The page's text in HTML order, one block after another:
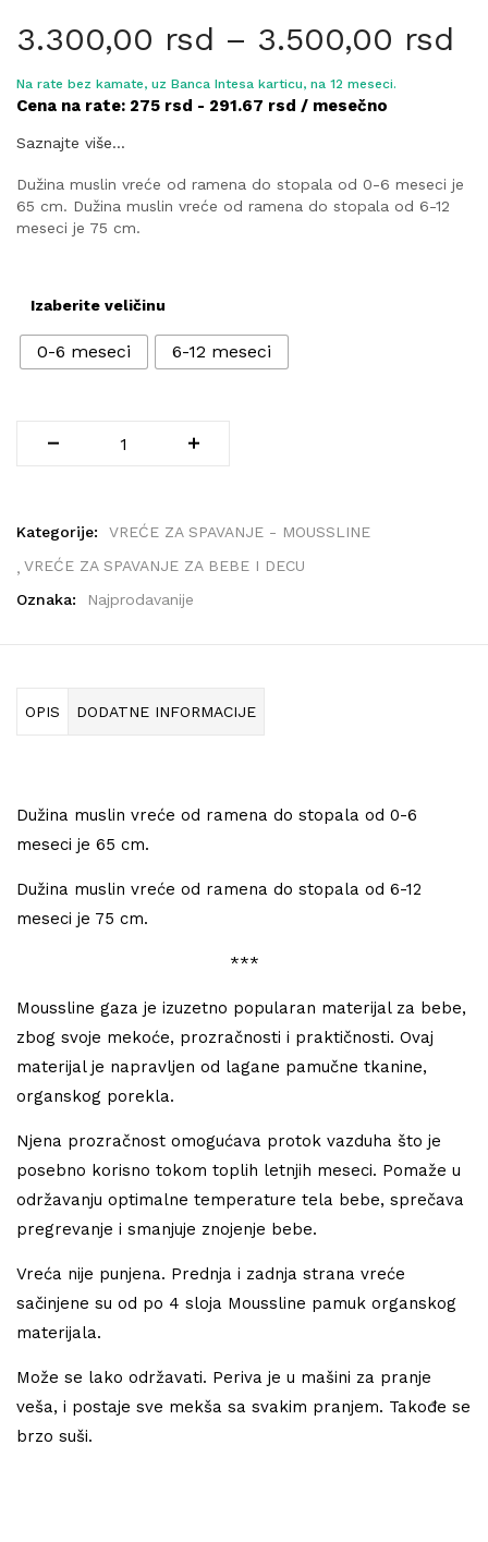
3.300,00 rsd – 3.500,00 rsd
Na rate bez kamate, uz Banca Intesa karticu, na 12 meseci.
Cena na rate: 275 rsd - 291.67 rsd / mesečno
Saznajte više...
Dužina muslin vreće od ramena do stopala od 0-6 meseci je
65 cm. Dužina muslin vreće od ramena do stopala od 6-12
meseci je 75 cm.
Izaberite veličinu
0-6 meseci 6-12 meseci
Kategorije:
VREĆE ZA SPAVANJE - MOUSSLINE
VREĆE ZA SPAVANJE ZA BEBE I DECU
Oznaka:
Najprodavanije
OPIS DODATNE INFORMACIJE
Dužina muslin vreće od ramena do stopala od 0-6
meseci je 65 cm.
Dužina muslin vreće od ramena do stopala od 6-12
meseci je 75 cm.
***
Moussline gaza je izuzetno popularan materijal za bebe,
zbog svoje mekoće, prozračnosti i praktičnosti. Ovaj
materijal je napravljen od lagane pamučne tkanine,
organskog porekla.
Njena prozračnost omogućava protok vazduha što je
posebno korisno tokom toplih letnjih meseci. Pomaže u
održavanju optimalne temperature tela bebe, sprečava
pregrevanje i smanjuje znojenje bebe.
Vreća nije punjena. Prednja i zadnja strana vreće
sačinjene su od po 4 sloja Moussline pamuk organskog
materijala.
Može se lako održavati. Periva je u mašini za pranje
veša, i postaje sve mekša sa svakim pranjem. Takođe se
brzo suši.